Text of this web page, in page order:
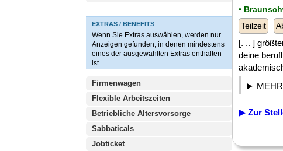
EXTRAS / BENEFITS
Wenn Sie Extras auswählen, werden nur
Anzeigen gefunden, in denen mindestens
eines der ausgewählten Extras enthalten
ist
Firmenwagen
Flexible Arbeitszeiten
Betriebliche Altersvorsorge
Sabbaticals
Jobticket
•
Teilzeit
[. .. ]
deine
▶ Zur